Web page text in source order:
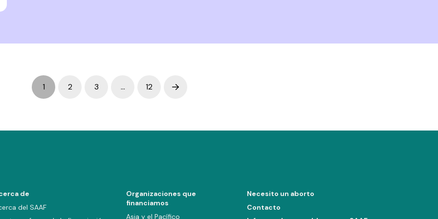
1 2 3 … 12 Next
de
del SAAF
Organizaciones que
financiamos
Asia y el Pacífico
Necesito un aborto
Contacto